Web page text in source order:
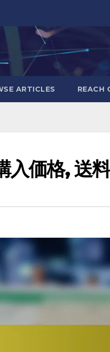
ARTICLES REACH
価格, 送